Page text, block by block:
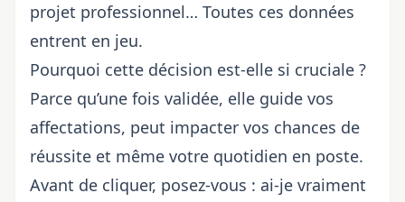
projet professionnel… Toutes ces données
entrent en jeu.
Pourquoi cette décision est-elle si cruciale ?
Parce qu’une fois validée, elle guide vos
affectations, peut impacter vos chances de
réussite et même votre quotidien en poste.
Avant de cliquer, posez-vous : ai-je vraiment